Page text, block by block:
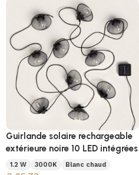
Guirlande solaire rechargeable
extérieure noire 10 LED intégrées
1.2 W 3000K Blanc chaud